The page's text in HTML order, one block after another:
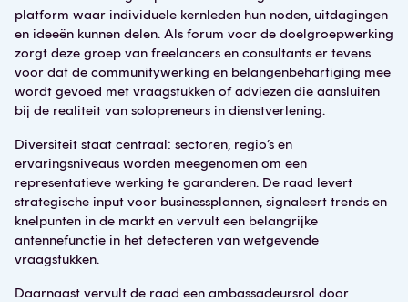
platform waar individuele kernleden hun noden, uitdagingen
en ideeën kunnen delen. Als forum voor de doelgroepwerking
zorgt deze groep van freelancers en consultants er tevens
voor dat de communitywerking en belangenbehartiging mee
wordt gevoed met vraagstukken of adviezen die aansluiten
bij de realiteit van solopreneurs in dienstverlening.
Diversiteit staat centraal: sectoren, regio’s en
ervaringsniveaus worden meegenomen om een
representatieve werking te garanderen. De raad levert
strategische input voor businessplannen, signaleert trends en
knelpunten in de markt en vervult een belangrijke
antennefunctie in het detecteren van wetgevende
vraagstukken.
Daarnaast vervult de raad een ambassadeursrol door